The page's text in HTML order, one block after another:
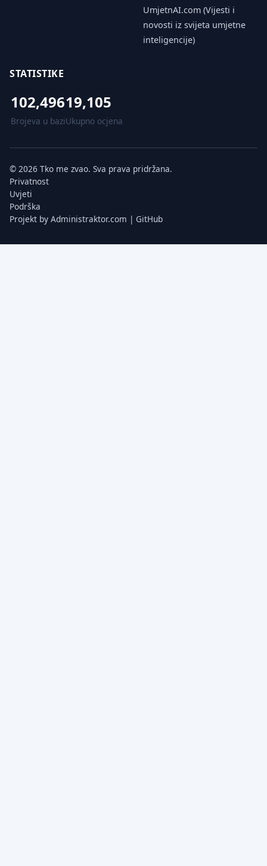
UmjetnAI.com (Vijesti i
novosti iz svijeta umjetne
inteligencije)
STATISTIKE
102,496
Brojeva u bazi
19,105
Ukupno ocjena
© 2026 Tko me zvao. Sva prava pridržana.
Privatnost
Uvjeti
Podrška
Projekt by Administraktor.com | GitHub